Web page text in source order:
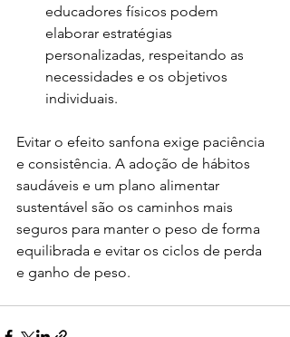
educadores físicos podem
elaborar estratégias
personalizadas, respeitando as
necessidades e os objetivos
individuais.
Evitar o efeito sanfona exige paciência
e consistência. A adoção de hábitos
saudáveis e um plano alimentar
sustentável são os caminhos mais
seguros para manter o peso de forma
equilibrada e evitar os ciclos de perda
e ganho de peso.